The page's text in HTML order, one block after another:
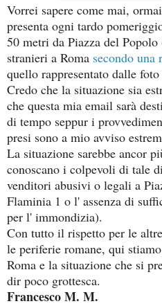
Vorrei sapere come mai,
presenta ogni tardo
50 metri da Piazza del
stranieri a Roma secondo una
quello rappresentato dalle
Credo che la situazione sia
che questa mia email sarà
di tempo seppur i
presi sono a mio avviso
La situazione sarebbe ancor
conoscano i colpevoli di tale
venditori abusivi o legali a
Flaminia 1 o l' assenza di
per l' immondizia).
Con tutto il rispetto per le
le periferie romane, qui
Roma e la situazione che si
dir poco grottesca.
Francesco M. M.